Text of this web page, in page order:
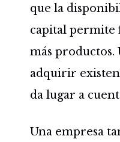
que la
capital permite
más productos.
adquirir
da lugar a
Una empresa